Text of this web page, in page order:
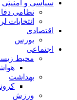
سیاسی و امنیتی
نظامی
انتخابات
اقتصادی
بورس
اجتماعی
محیط
بهداشت
ورزش